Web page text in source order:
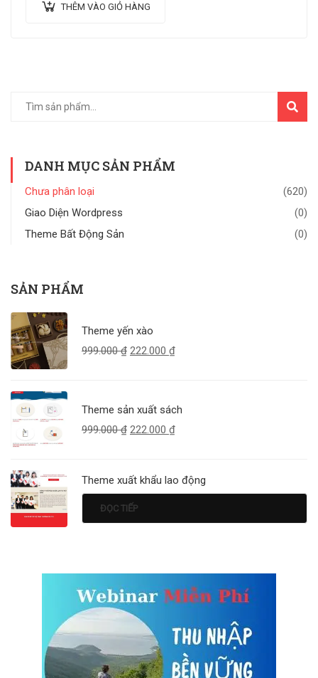
THÊM VÀO GIỎ HÀNG
TÌM
DANH MỤC SẢN PHẨM
Chưa phân loại
(620)
Giao Diện Wordpress
(0)
Theme Bất Động Sản
(0)
SẢN PHẨM
Theme yến xào
999.000₫ 222.000 ₫
Theme sản xuất sách
999.000₫ 222.000 ₫
Theme xuất khẩu lao động
ĐỌC TIẾP